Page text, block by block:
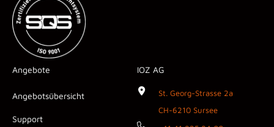
Angebote
Angebotsübersicht
Support
IOZ AG
St. Georg-Strasse 2a
CH-6210 Sursee